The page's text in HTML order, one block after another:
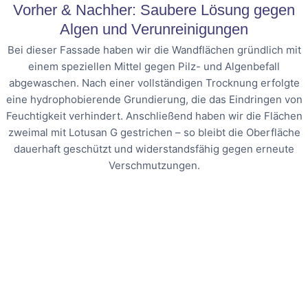
Vorher & Nachher: Saubere Lösung gegen
Algen und Verunreinigungen
Bei dieser Fassade haben wir die Wandflächen gründlich mit
einem speziellen Mittel gegen Pilz- und Algenbefall
abgewaschen. Nach einer vollständigen Trocknung erfolgte
eine hydrophobierende Grundierung, die das Eindringen von
Feuchtigkeit verhindert. Anschließend haben wir die Flächen
zweimal mit Lotusan G gestrichen – so bleibt die Oberfläche
dauerhaft geschützt und widerstandsfähig gegen erneute
Verschmutzungen.